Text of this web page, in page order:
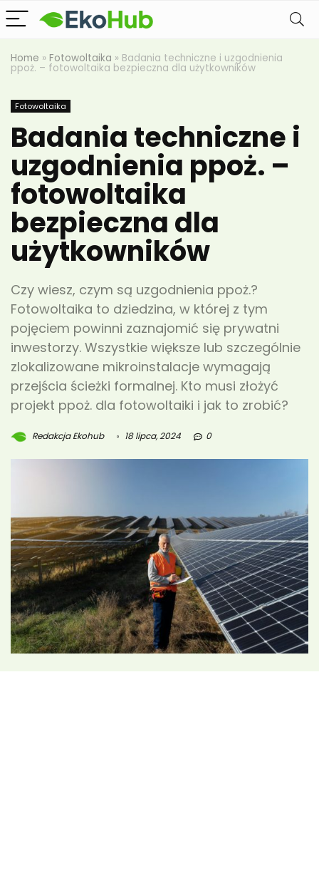
Home » Fotowoltaika » Badania techniczne i uzgodnienia
ppoż. – fotowoltaika bezpieczna dla użytkowników
Fotowoltaika
Badania techniczne i
uzgodnienia ppoż. –
fotowoltaika
bezpieczna dla
użytkowników
Czy wiesz, czym są uzgodnienia ppoż.?
Fotowoltaika to dziedzina, w której z tym
pojęciem powinni zaznajomić się prywatni
inwestorzy. Wszystkie większe lub szczególnie
zlokalizowane mikroinstalacje wymagają
przejścia ścieżki formalnej. Kto musi złożyć
projekt ppoż. dla fotowoltaiki i jak to zrobić?
Redakcja Ekohub 18 lipca, 2024 0